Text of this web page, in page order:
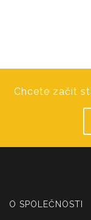
Chcete začít
O SPOLEČNOSTI